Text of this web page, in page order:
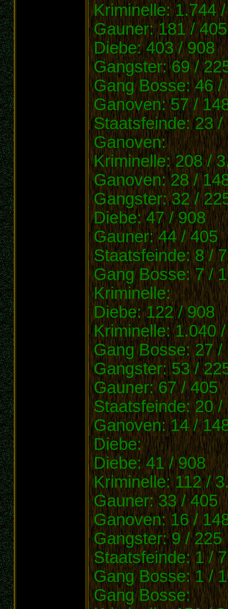
Kriminelle: 1.744
Gauner: 181 / 405
Diebe: 403 / 908
Gangster: 69 /
Gang Bosse: 46 /
Ganoven: 57 /
Staatsfeinde: 23 /
Ganoven:
Kriminelle: 208 /
Ganoven: 28 /
Gangster: 32 /
Diebe: 47 / 908
Gauner: 44 / 405
Staatsfeinde: 8 /
Gang Bosse: 7 /
Kriminelle:
Diebe: 122 / 908
Kriminelle: 1.040
Gang Bosse: 27 /
Gangster: 53 /
Gauner: 67 / 405
Staatsfeinde: 20 /
Ganoven: 14 /
Diebe:
Diebe: 41 / 908
Kriminelle: 112 /
Gauner: 33 / 405
Ganoven: 16 /
Gangster: 9 / 225
Staatsfeinde: 1 /
Gang Bosse: 1 /
Gang Bosse: